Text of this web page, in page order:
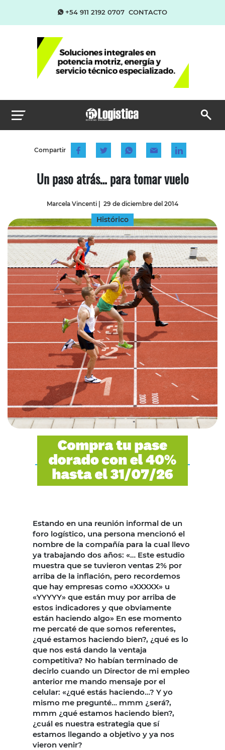
+54 911 2192 0707 CONTACTO
Compartir
Un paso atrás… para tomar vuelo
Marcela Vincenti | 29 de diciembre del 2014
Histórico
Estando en una reunión informal de un
foro logístico, una persona mencionó el
nombre de la compañía para la cual llevo
ya trabajando dos años: «… Este estudio
muestra que se tuvieron ventas 2% por
arriba de la inflación, pero recordemos
que hay empresas como «XXXXX» u
«YYYYY» que están muy por arriba de
estos indicadores y que obviamente
están haciendo algo» En ese momento
me percaté de que somos referentes,
¿qué estamos haciendo bien?, ¿qué es lo
que nos está dando la ventaja
competitiva? No habían terminado de
decirlo cuando un Director de mi empleo
anterior me mando mensaje por el
celular: «¿qué estás haciendo…? Y yo
mismo me pregunté… mmm ¿será?,
mmm ¿qué estamos haciendo bien?,
¿cuál es nuestra estrategia que sí
estamos llegando a objetivo y ya nos
vieron venir?